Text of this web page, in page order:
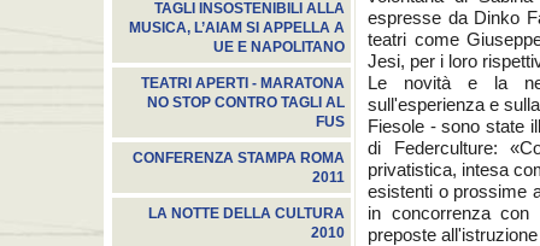
TAGLI INSOSTENIBILI ALLA
MUSICA, L’AIAM SI APPELLA A
UE E NAPOLITANO
TEATRI APERTI - MARATONA
NO STOP CONTRO TAGLI AL
FUS
CONFERENZA STAMPA ROMA
2011
LA NOTTE DELLA CULTURA
2010
espresse da Dinko
teatri come
Jesi, per i loro
Le novità e la
sull'esperienza e
Fiesole - sono state
di Federculture:
privatistica, intesa
esistenti o prossime
in concorrenza
preposte